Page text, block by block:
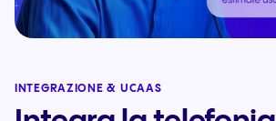
INTEGRAZIONE & UCAAS